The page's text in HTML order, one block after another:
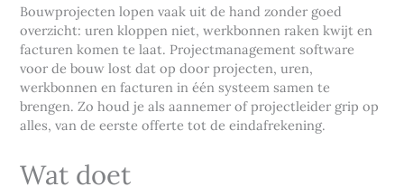
Bouwprojecten lopen vaak uit de hand zonder goed
overzicht: uren kloppen niet, werkbonnen raken kwijt en
facturen komen te laat. Projectmanagement software
voor de bouw lost dat op door projecten, uren,
werkbonnen en facturen in één systeem samen te
brengen. Zo houd je als aannemer of projectleider grip op
alles, van de eerste offerte tot de eindafrekening.
Wat doet